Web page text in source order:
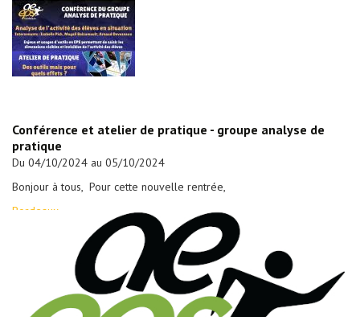
Conférence et atelier de pratique - groupe analyse de
pratique
Du 04/10/2024 au 05/10/2024
Bonjour à tous, Pour cette nouvelle rentrée,
Bordeaux